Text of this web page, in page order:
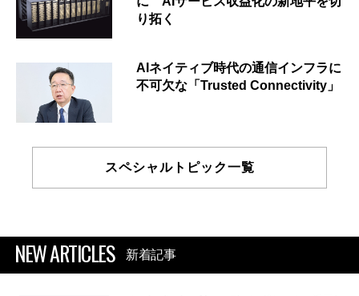
り拓く
AIネイティブ時代の通信インフラに
不可欠な「Trusted Connectivity」
スペシャルトピック一覧
NEW ARTICLES 新着記事